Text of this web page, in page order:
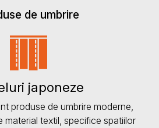
de umbrire
japoneze
produse de umbrire moderne,
material textil, specifice spatiilor